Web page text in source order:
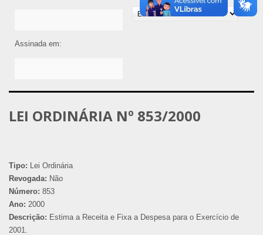
Assinada em:
LEI ORDINÁRIA Nº 853/2000
Tipo: Lei Ordinária
Revogada: Não
Número: 853
Ano: 2000
Descrição: Estima a Receita e Fixa a Despesa para o Exercício de
2001.